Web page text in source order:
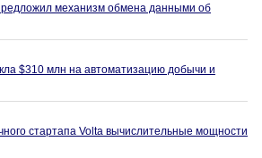
механизм обмена данными об
$310 млн на автоматизацию добычи и
стартапа Volta вычислительные мощности